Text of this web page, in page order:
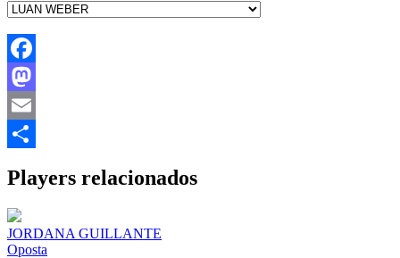
Facebook
Mastodon
Email
Players relacionados
JORDANA GUILLANTE
Oposta